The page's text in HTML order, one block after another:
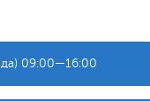
09:00—16:00